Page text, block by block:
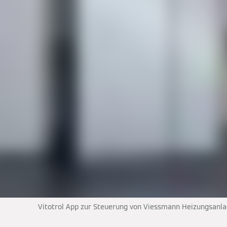
Vitotrol App zur Steuerung von Viessmann